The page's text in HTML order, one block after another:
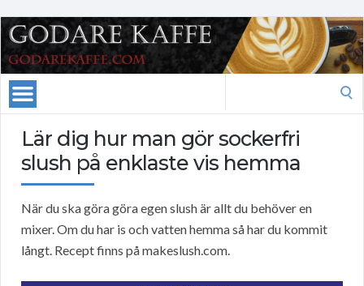
Lär dig hur man gör sockerfri
slush på enklaste vis hemma
När du ska göra göra egen slush är allt du behöver en
mixer. Om du har is och vatten hemma så har du kommit
långt. Recept finns på makeslush.com.